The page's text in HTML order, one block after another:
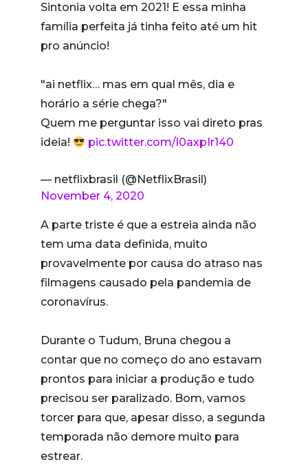
Sintonia volta em 2021! E essa minha
família perfeita já tinha feito até um hit
pro anúncio!
"ai netflix… mas em qual mês, dia e
horário a série chega?"
Quem me perguntar isso vai direto pras
ideia!
pic.twitter.com/l0axpIr140
— netflixbrasil (@NetflixBrasil)
November 4, 2020
A parte triste é que a estreia ainda não
tem uma data definida, muito
provavelmente por causa do atraso nas
filmagens causado pela pandemia de
coronavírus.
Durante o Tudum, Bruna chegou a
contar que no começo do ano estavam
prontos para iniciar a produção e tudo
precisou ser paralizado. Bom, vamos
torcer para que, apesar disso, a segunda
temporada não demore muito para
estrear.